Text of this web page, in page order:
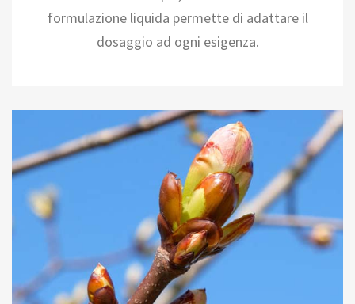
formulazione liquida permette di adattare il
dosaggio ad ogni esigenza.